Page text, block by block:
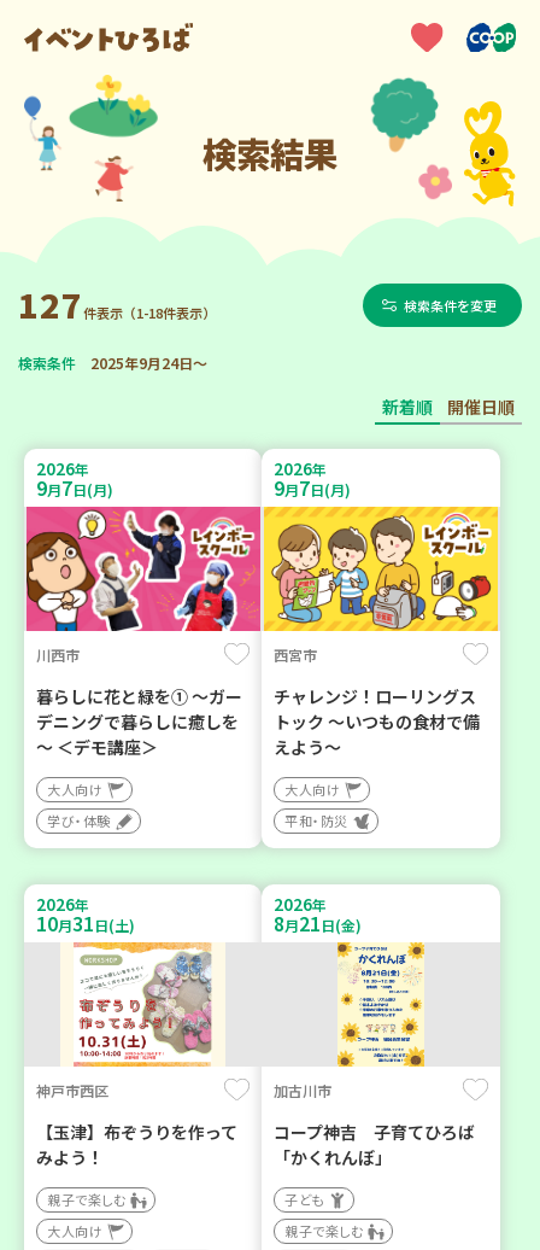
検索結果
127件表示（1-18件表示） 検索条件を変更
検索条件 2025年9月24日～
新着順 開催日順
2026年
9月7日(月)
川西市
暮らしに花と緑を① ～ガー
デニングで暮らしに癒しを
～ ＜デモ講座＞
大人向け
学び・体験
2026年
9月7日(月)
西宮市
チャレンジ！ローリングス
トック ～いつもの食材で備
えよう～
大人向け
平和・防災
2026年
10月31日(土)
神戸市西区
【玉津】布ぞうりを作って
みよう！
親子で楽しむ
大人向け
2026年
8月21日(金)
加古川市
コープ神吉 子育てひろば
「かくれんぼ」
子ども
親子で楽しむ